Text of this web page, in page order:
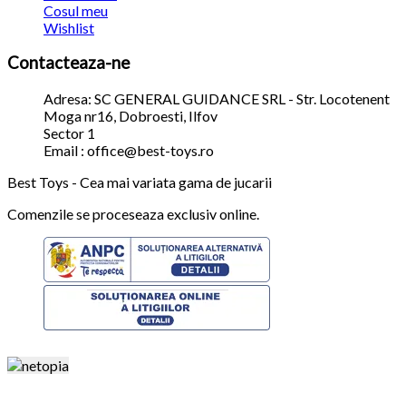
Cosul meu
Wishlist
Contacteaza-ne
Adresa: SC GENERAL GUIDANCE SRL - Str. Locotenent
Moga nr16, Dobroesti, Ilfov
Sector 1
Email : office@best-toys.ro
Best Toys - Cea mai variata gama de jucarii
Comenzile se proceseaza exclusiv online.